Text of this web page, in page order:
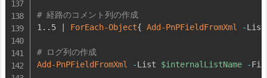
# 経路のコメント列の作成
1 . . 5 ForEach-Object{ Add-PnPFieldFromXml -
# ログ列の作成
Add-PnPFieldFromXml
-List $internalListName -